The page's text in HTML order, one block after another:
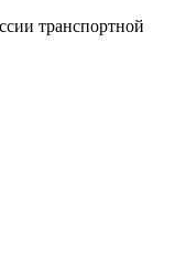
транспортной